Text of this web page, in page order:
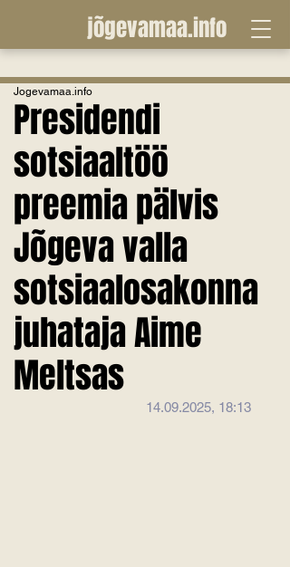
jõgevamaa.info
Presidendi
sotsiaaltöö
preemia pälvis
Jõgeva valla
sotsiaalosakonna
juhataja Aime
Meltsas
Jogevamaa.info
14.09.2025, 18:13